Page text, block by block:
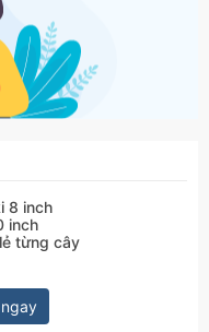
8 inch
inch
từng cây